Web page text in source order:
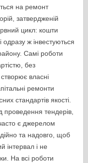
на ремонт
затвердженій
цикл: кошти
одразу ж інвестуються
Самі роботи
без
власні
ремонти
стандартів якості.
проведення тендерів,
часто є джерелом
та надовго, щоб
інтервал і не
На всі роботи